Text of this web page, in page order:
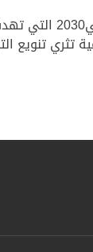
وينسجم